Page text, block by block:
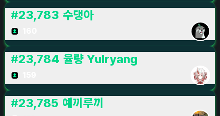
#23,783 수댕아
#23,784 율량 Yulryang
#23,785 예끼루끼